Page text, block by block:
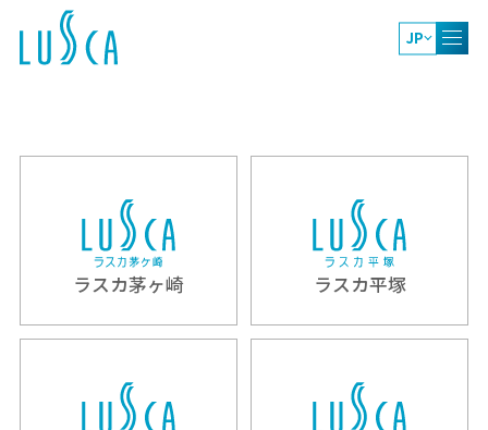
JP
ラスカ茅ヶ崎 ラスカ平塚